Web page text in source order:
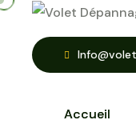
Accueil